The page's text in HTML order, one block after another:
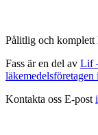
Pålitlig och komplett
Fass är en del av Lif
läkemedelsföretagen
Kontakta oss E-post